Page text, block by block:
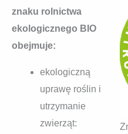
znaku rolnictwa
ekologicznego BIO
obejmuje:
ekologiczną
uprawę roślin i
utrzymanie
zwierząt: